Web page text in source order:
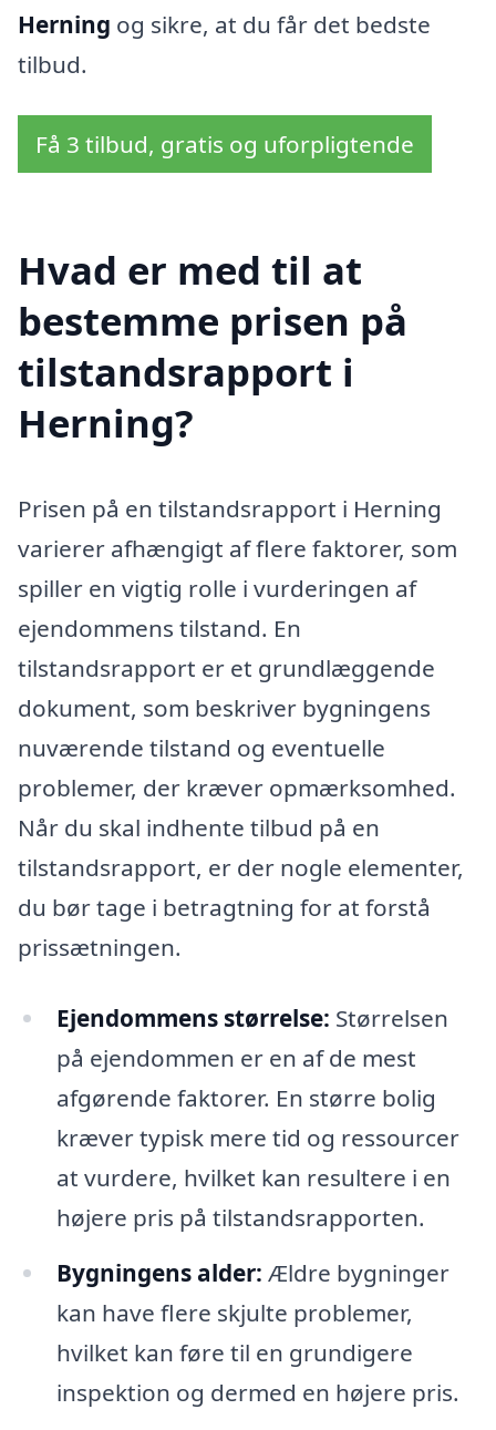
Herning og sikre, at du får det bedste
tilbud.
Få 3 tilbud, gratis og uforpligtende
Hvad er med til at
bestemme prisen på
tilstandsrapport i
Herning?
Prisen på en tilstandsrapport i Herning
varierer afhængigt af flere faktorer, som
spiller en vigtig rolle i vurderingen af
ejendommens tilstand. En
tilstandsrapport er et grundlæggende
dokument, som beskriver bygningens
nuværende tilstand og eventuelle
problemer, der kræver opmærksomhed.
Når du skal indhente tilbud på en
tilstandsrapport, er der nogle elementer,
du bør tage i betragtning for at forstå
prissætningen.
Ejendommens størrelse: Størrelsen
på ejendommen er en af de mest
afgørende faktorer. En større bolig
kræver typisk mere tid og ressourcer
at vurdere, hvilket kan resultere i en
højere pris på tilstandsrapporten.
Bygningens alder: Ældre bygninger
kan have flere skjulte problemer,
hvilket kan føre til en grundigere
inspektion og dermed en højere pris.